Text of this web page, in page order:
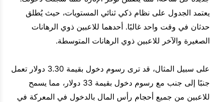
يعتمد الجدول على نظام ذكي ثنائي المستويات، حيث يُطلق
حدثان في وقت واحد غالبًا. أحدهما للاعبين ذوي الرهانات
الصغيرة والآخر للاعبين ذوي الرهانات المتوسطة.
على سبيل المثال، قد ترى رسوم دخول بقيمة 3.30 دولار تعمل
جنبًا إلى جنب مع رسوم دخول بقيمة 33 دولار، مما يسمح
للاعبين من جميع أحجام رأس المال بالدخول في المعركة في